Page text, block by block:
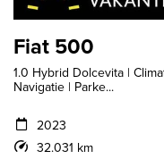
Fiat 500
1.0 Hybrid Dolcevita |
Navigatie | Parke...
2023
32.031 km